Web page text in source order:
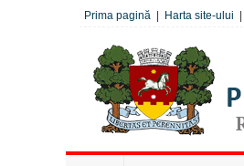
Prima pagină Harta site-ului